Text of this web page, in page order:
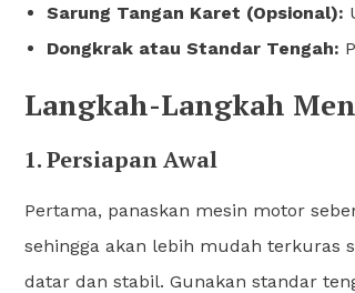
Sarung Tangan Karet (Opsional):
Dongkrak atau Standar Tengah:
Langkah-Langkah
1. Persiapan Awal
Pertama, panaskan mesin motor
sehingga akan lebih mudah terkuras
datar dan stabil. Gunakan standar